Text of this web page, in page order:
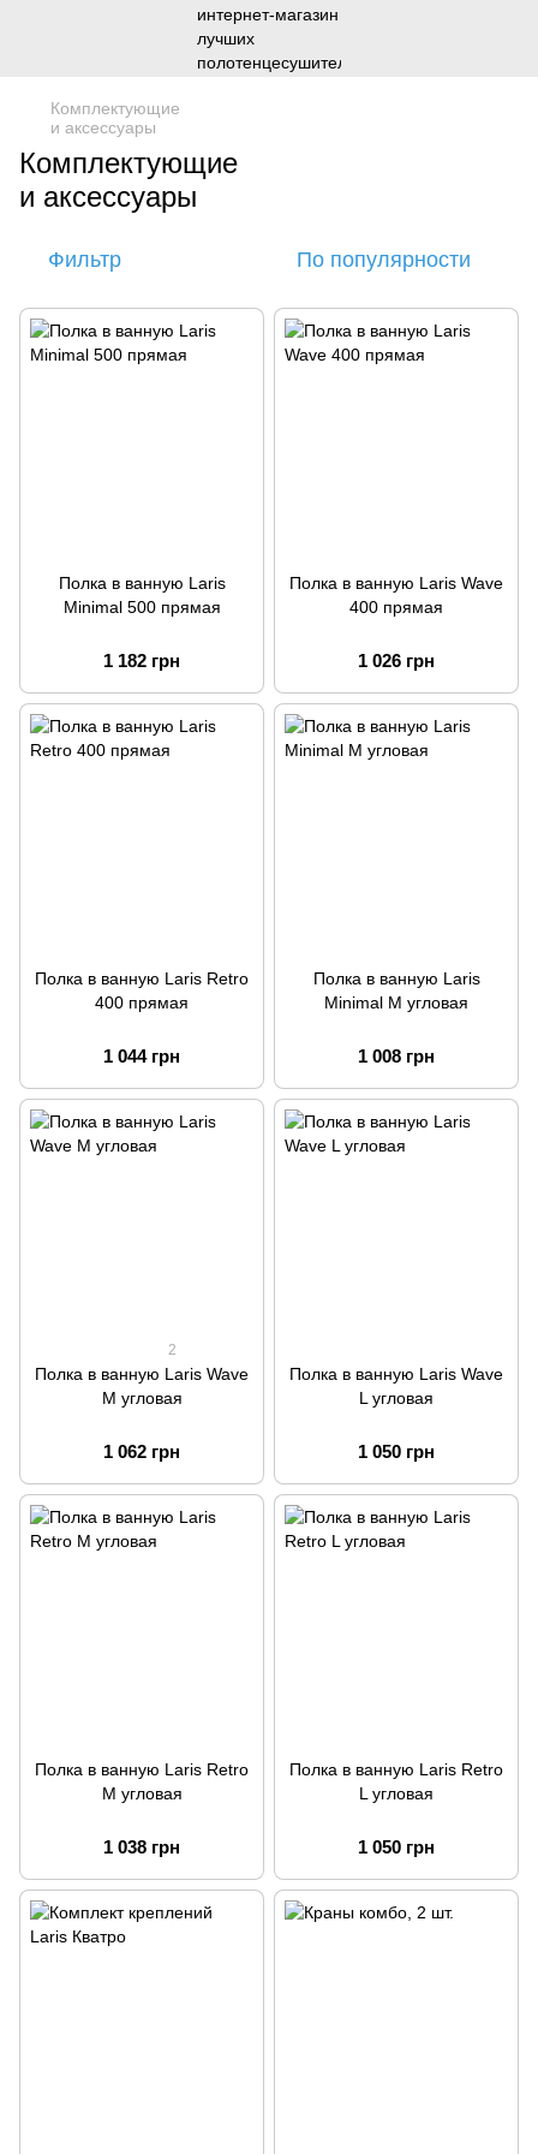
Комплектующие
и аксессуары
Комплектующие
и аксессуары
Фильтр По популярности
Полка в ванную Laris
Minimal 500 прямая
1 182 грн
Полка в ванную Laris Wave
400 прямая
1 026 грн
Полка в ванную Laris Retro
400 прямая
1 044 грн
Полка в ванную Laris
Minimal M угловая
1 008 грн
2
Полка в ванную Laris Wave
M угловая
1 062 грн
Полка в ванную Laris Wave
L угловая
1 050 грн
Полка в ванную Laris Retro
M угловая
1 038 грн
Полка в ванную Laris Retro
L угловая
1 050 грн